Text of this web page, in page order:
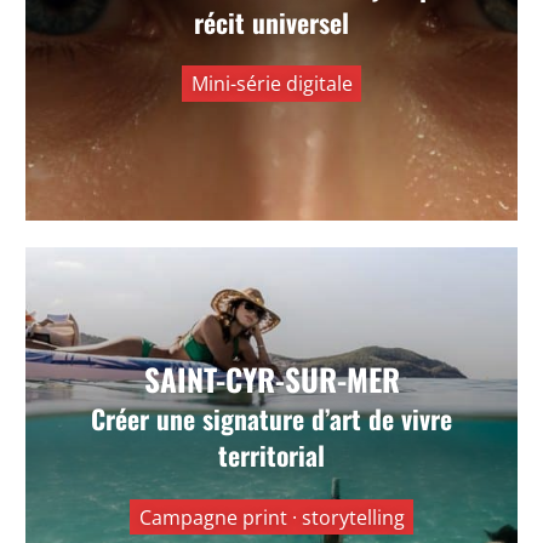
récit universel
Mini-série digitale
universel.
VOIR +
SAINT-CYR-SUR-MER
Créer une signature d’art de vivre
territorial
Campagne print · storytelling
Saint-Cyr-sur-Mer — On invente les
bains de Provence
Valoriser une destination balnéaire en lui
donnant une signature visuelle sensible, solaire
et différenciante.